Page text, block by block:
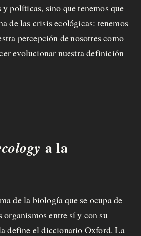
y políticas, sino que tenemos que
de las crisis ecológicas: tenemos
percepción de nosotres como
evolucionar nuestra definición
a la
de la biología que se ocupa de
organismos entre sí y con su
define el diccionario Oxford. La